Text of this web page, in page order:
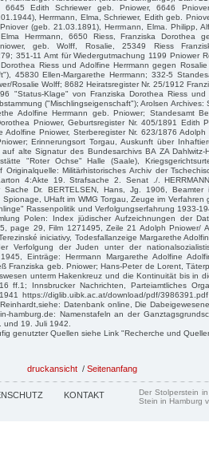
6645 Edith Schriewer geb. Pniower, 6646
Herrmann, Elma, Schriewer, Edith geb.
(geb. 21.03.1891), Herrmann, Elma. Philipp,
Herrmann, 6650 Riess, Franziska Dorothea
geb. Wolff, Rosalie, 25349 Riess
351-11 Amt für Wiedergutmachung 1199 Pniower
Riess und Adolfine Herrmann gegen
45830 Ellen-Margarethe Herrmann; 332-5
Rosalie Wolff; 8682 Heiratsregister Nr. 25/1912
"Status-Klage" von Franziska Dorothea Riess
("Mischlingseigenschaft"); Arolsen Archives:
Adolfine Herrmann geb. Pniower; Standesamt
Pniower, Geburtsregister Nr. 405/1891 Edith
Adolfine Pniower, Sterberegister Nr. 623/1876 Adolph
Erinnerungsort Torgau, Auskunft über
auf alte Signatur des Bundesarchivs BA ZA
"Roter Ochse" Halle (Saale),
Originalquelle: Militärhistorisches Archiv der
4:Akte 19. Strafsache 2. Senat ./.
Sache Dr. BERTELSEN, Hans, Jg. 1906, Beamter
UHaft im WMG Torgau, Zeuge im Verfahren
Rassenpolitik und Verfolgungserfahrung 1933-
Polen: Index jüdischer Aufzeichnungen der
page 29, Film 1271495, Zeile 21 Adolph Pniower/
iniciativy, Todesfallanzeige Margarethe
Verfolgung der Juden unter der
Einträge: Herrmann Margarethe Adolfine
Franziska geb. Pniower; Hans-Peter de Lorent,
unterm Hakenkreuz und die Kontinuität bis in
ff.1; Innsbrucker Nachrichten, Parteiamtliches
https://diglib.uibk.ac.at/download/pdf/
Datenbank online, Die
hamburg.de: Namenstafeln an der
und 19. Juli 1942.
genutzter Quellen siehe Link "Recherche und
druckansicht / Seitenanfang
KONTAKT
Der Stolperstein
Stein in Hamburg